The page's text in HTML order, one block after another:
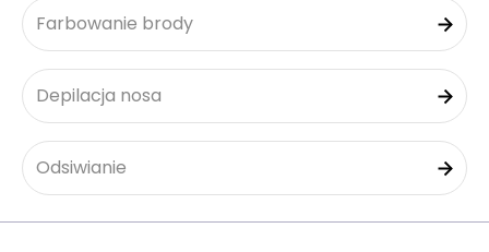
Farbowanie brody
Depilacja nosa
Odsiwianie